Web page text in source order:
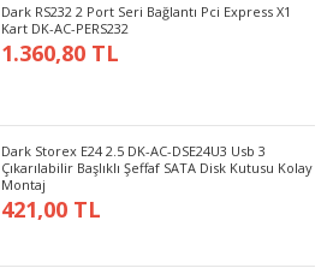
Dark RS232 2 Port Seri Bağlantı Pci Express X1
Kart DK-AC-PERS232
1.360,80 TL
Dark Storex E24 2.5 DK-AC-DSE24U3 Usb 3
Çıkarılabilir Başlıklı Şeffaf SATA Disk Kutusu Kolay
Montaj
421,00 TL